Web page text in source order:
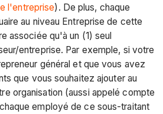
l'entreprise). De plus, chaque
au niveau Entreprise de cette
associée qu'à un (1) seul
entreprise. Par exemple, si votre
général et que vous avez
que vous souhaitez ajouter au
organisation (aussi appelé compte
employé de ce sous-traitant